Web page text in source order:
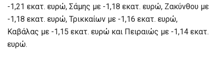
-1,21 εκατ. ευρώ, Σάμης με -1,18 εκατ. ευρώ, Ζακύνθου με
-1,18 εκατ. ευρώ, Τρικκαίων με -1,16 εκατ. ευρώ,
Καβάλας με -1,15 εκατ. ευρώ και Πειραιώς με -1,14 εκατ.
ευρώ.